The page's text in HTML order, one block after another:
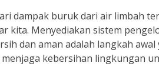
dampak buruk dari air limbah
kita. Menyediakan sistem
dan aman adalah langkah
kebersihan lingkungan